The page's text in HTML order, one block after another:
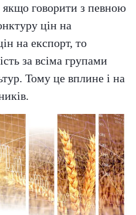
говорити з певною
цін на
на експорт, то
за всіма групами
Тому це вплине і на